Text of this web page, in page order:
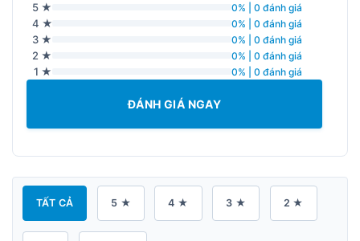
5 ★ 0% | 0 đánh giá
4 ★ 0% | 0 đánh giá
3 ★ 0% | 0 đánh giá
2 ★ 0% | 0 đánh giá
1 ★ 0% | 0 đánh giá
ĐÁNH GIÁ NGAY
TẤT CẢ 5 ★ 4 ★ 3 ★ 2 ★